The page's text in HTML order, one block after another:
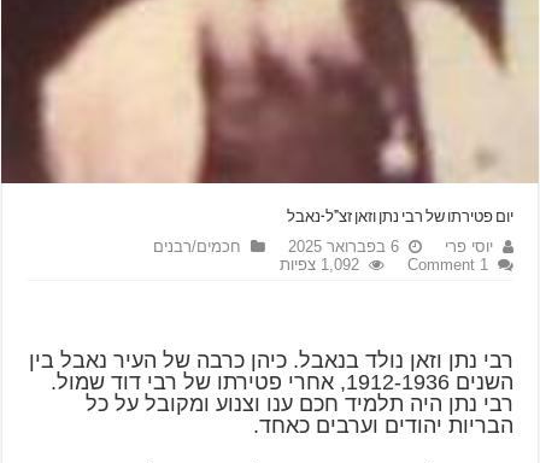
יום פטירתו של רבי נתן וזאן זצ"ל-נאבל
יוסי פרי 6 בפברואר 2025
חכמים/רבנים
1 Comment
1,092 צפיות
רבי נתן וזאן נולד בנאבל. כיהן כרבה של העיר נאבל בין
השנים 1912-1936, אחרי פטירתו של רבי דוד שמול.
רבי נתן היה תלמיד חכם ענו וצנוע ומקובל על כל
הבריות יהודים וערבים כאחד.